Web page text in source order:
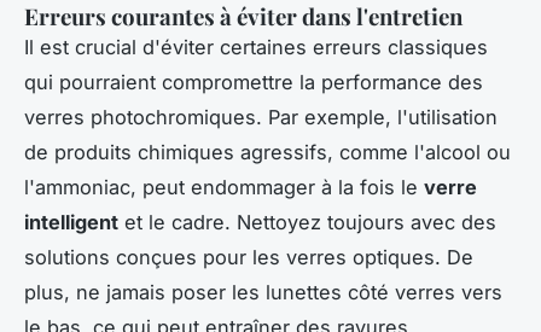
Erreurs courantes à éviter dans l'entretien
Il est crucial d'éviter certaines erreurs classiques
qui pourraient compromettre la performance des
verres photochromiques. Par exemple, l'utilisation
de produits chimiques agressifs, comme l'alcool ou
l'ammoniac, peut endommager à la fois le verre
intelligent et le cadre. Nettoyez toujours avec des
solutions conçues pour les verres optiques. De
plus, ne jamais poser les lunettes côté verres vers